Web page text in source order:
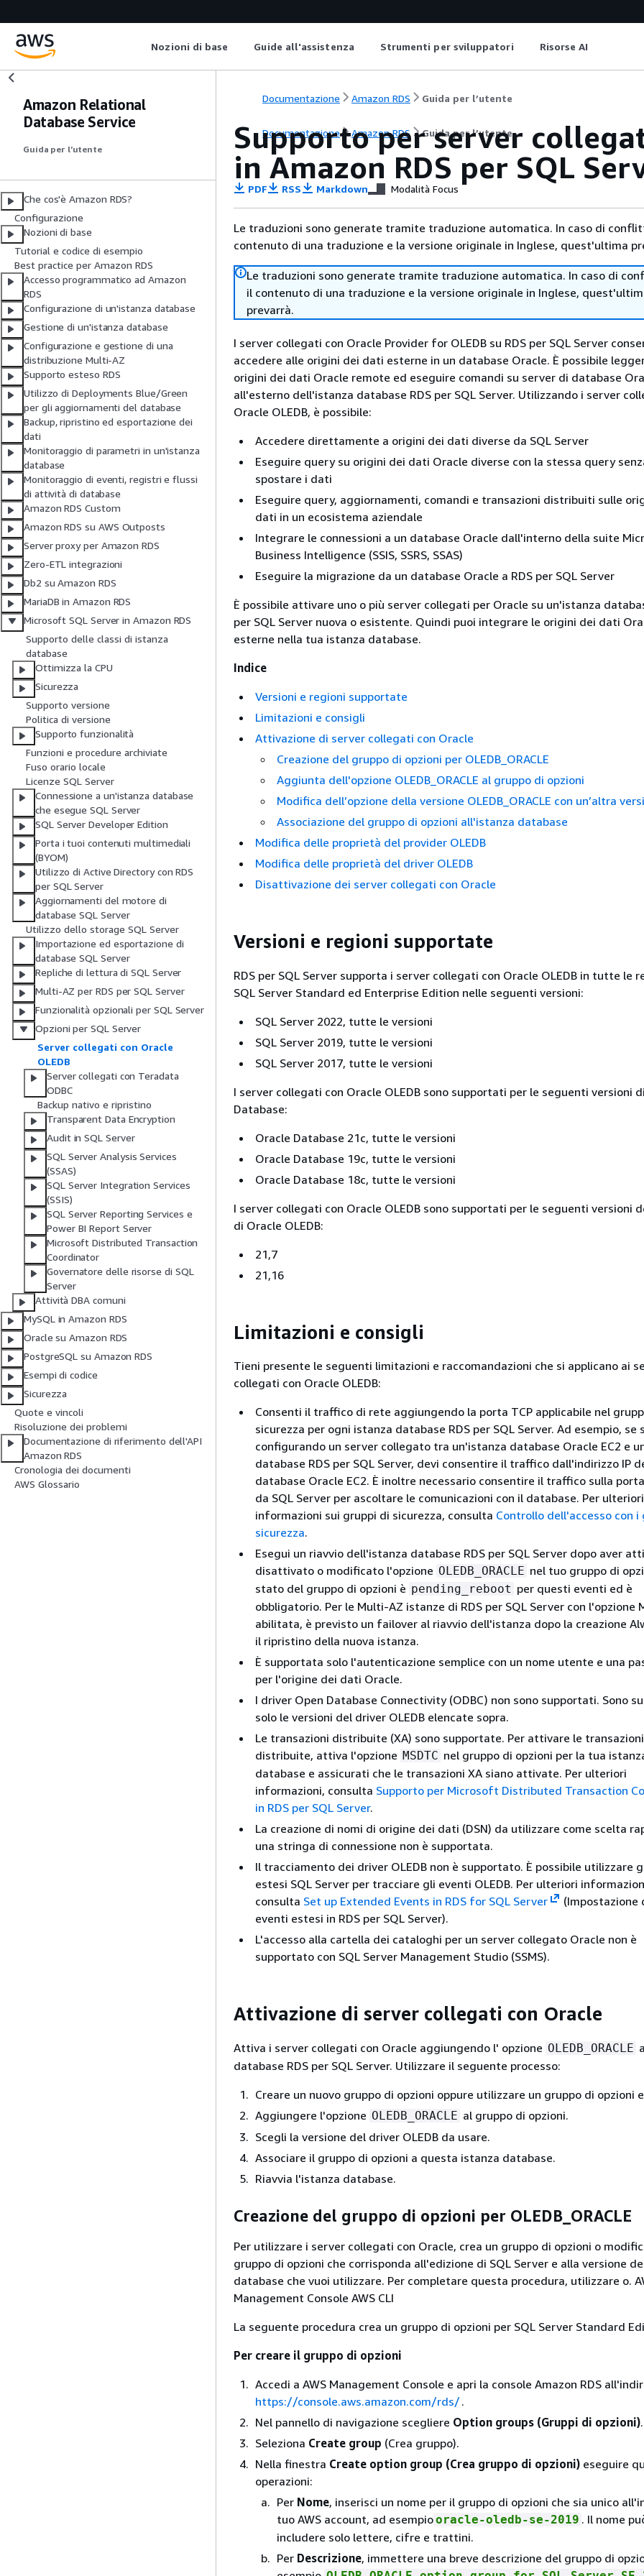
Nozioni di base Guide all'assistenza Strumenti per sviluppatori Risorse AI
Amazon Relational
Database Service
Guida per l’utente
Che cos'è Amazon RDS?
Configurazione
Nozioni di base
Tutorial e codice di esempio
Best practice per Amazon RDS
Accesso programmatico ad Amazon
RDS
Configurazione di un'istanza database
Gestione di un'istanza database
Configurazione e gestione di una
distribuzione Multi-AZ
Supporto esteso RDS
Utilizzo di Deployments Blue/Green
per gli aggiornamenti del database
Backup, ripristino ed esportazione dei
dati
Monitoraggio di parametri in un'istanza
database
Monitoraggio di eventi, registri e flussi
di attività di database
Amazon RDS Custom
Amazon RDS su AWS Outposts
Server proxy per Amazon RDS
Zero-ETL integrazioni
Db2 su Amazon RDS
MariaDB in Amazon RDS
Microsoft SQL Server in Amazon RDS
Supporto delle classi di istanza
database
Ottimizza la CPU
Sicurezza
Supporto versione
Politica di versione
Supporto funzionalità
Funzioni e procedure archiviate
Fuso orario locale
Licenze SQL Server
Connessione a un'istanza database
che esegue SQL Server
SQL Server Developer Edition
Porta i tuoi contenuti multimediali
(BYOM)
Utilizzo di Active Directory con RDS
per SQL Server
Aggiornamenti del motore di
database SQL Server
Utilizzo dello storage SQL Server
Importazione ed esportazione di
database SQL Server
Repliche di lettura di SQL Server
Multi-AZ per RDS per SQL Server
Funzionalità opzionali per SQL Server
Opzioni per SQL Server
Server collegati con Oracle
OLEDB
Server collegati con Teradata
ODBC
Backup nativo e ripristino
Transparent Data Encryption
Audit in SQL Server
SQL Server Analysis Services
(SSAS)
SQL Server Integration Services
(SSIS)
SQL Server Reporting Services e
Power BI Report Server
Microsoft Distributed Transaction
Coordinator
Governatore delle risorse di SQL
Server
Attività DBA comuni
MySQL in Amazon RDS
Oracle su Amazon RDS
PostgreSQL su Amazon RDS
Esempi di codice
Sicurezza
Quote e vincoli
Risoluzione dei problemi
Documentazione di riferimento dell'API
Amazon RDS
Cronologia dei documenti
AWS Glossario
Documentazione Amazon RDS Guida per l’utente
Documentazione Amazon RDS Guida per l’utente
Supporto per server
in Amazon RDS per SQL
PDF RSS Markdown Modalità Focus
Le traduzioni sono generate tramite traduzione automatica. In caso di
contenuto di una traduzione e la versione originale in Inglese, quest'ultima
Le traduzioni sono generate tramite traduzione automatica. In caso di
il contenuto di una traduzione e la versione originale in Inglese,
prevarrà.
I server collegati con Oracle Provider for OLEDB su RDS per SQL Server
accedere alle origini dei dati esterne in un database Oracle. È possibile
origini dei dati Oracle remote ed eseguire comandi su server di database
all'esterno dell'istanza database RDS per SQL Server. Utilizzando i server
Oracle OLEDB, è possibile:
Accedere direttamente a origini dei dati diverse da SQL Server
Eseguire query su origini dei dati Oracle diverse con la stessa query
spostare i dati
Eseguire query, aggiornamenti, comandi e transazioni distribuiti sulle
dati in un ecosistema aziendale
Integrare le connessioni a un database Oracle dall'interno della suite
Business Intelligence (SSIS, SSRS, SSAS)
Eseguire la migrazione da un database Oracle a RDS per SQL Server
È possibile attivare uno o più server collegati per Oracle su un'istanza
per SQL Server nuova o esistente. Quindi puoi integrare le origini dei dati
esterne nella tua istanza database.
Indice
Versioni e regioni supportate
Limitazioni e consigli
Attivazione di server collegati con Oracle
Creazione del gruppo di opzioni per OLEDB_ORACLE
Aggiunta dell'opzione OLEDB_ORACLE al gruppo di opzioni
Modifica dell’opzione della versione OLEDB_ORACLE con un’altra
Associazione del gruppo di opzioni all'istanza database
Modifica delle proprietà del provider OLEDB
Modifica delle proprietà del driver OLEDB
Disattivazione dei server collegati con Oracle
Versioni e regioni supportate
RDS per SQL Server supporta i server collegati con Oracle OLEDB in tutte le
SQL Server Standard ed Enterprise Edition nelle seguenti versioni:
SQL Server 2022, tutte le versioni
SQL Server 2019, tutte le versioni
SQL Server 2017, tutte le versioni
I server collegati con Oracle OLEDB sono supportati per le seguenti versioni
Database:
Oracle Database 21c, tutte le versioni
Oracle Database 19c, tutte le versioni
Oracle Database 18c, tutte le versioni
I server collegati con Oracle OLEDB sono supportati per le seguenti versioni
di Oracle OLEDB:
21,7
21,16
Limitazioni e consigli
Tieni presente le seguenti limitazioni e raccomandazioni che si applicano ai
collegati con Oracle OLEDB:
Consenti il traffico di rete aggiungendo la porta TCP applicabile nel
sicurezza per ogni istanza database RDS per SQL Server. Ad esempio, se
configurando un server collegato tra un'istanza database Oracle EC2 e
database RDS per SQL Server, devi consentire il traffico dall'indirizzo IP
database Oracle EC2. È inoltre necessario consentire il traffico sulla
da SQL Server per ascoltare le comunicazioni con il database. Per ulteriori
informazioni sui gruppi di sicurezza, consulta Controllo dell'accesso con i
sicurezza.
Esegui un riavvio dell'istanza database RDS per SQL Server dopo aver
disattivato o modificato l'opzione OLEDB_ORACLE nel tuo gruppo di
stato del gruppo di opzioni è pending_reboot per questi eventi ed è
obbligatorio. Per le Multi-AZ istanze di RDS per SQL Server con l'opzione
abilitata, è previsto un failover al riavvio dell'istanza dopo la creazione
il ripristino della nuova istanza.
È supportata solo l'autenticazione semplice con un nome utente e una
per l'origine dei dati Oracle.
I driver Open Database Connectivity (ODBC) non sono supportati. Sono
solo le versioni del driver OLEDB elencate sopra.
Le transazioni distribuite (XA) sono supportate. Per attivare le transazioni
distribuite, attiva l'opzione MSDTC nel gruppo di opzioni per la tua
database e assicurati che le transazioni XA siano attivate. Per ulteriori
informazioni, consulta Supporto per Microsoft Distributed Transaction
in RDS per SQL Server.
La creazione di nomi di origine dei dati (DSN) da utilizzare come scelta
una stringa di connessione non è supportata.
Il tracciamento dei driver OLEDB non è supportato. È possibile utilizzare
estesi SQL Server per tracciare gli eventi OLEDB. Per ulteriori
consulta Set up Extended Events in RDS for SQL Server
(Impostazione
eventi estesi in RDS per SQL Server).
L'accesso alla cartella dei cataloghi per un server collegato Oracle non è
supportato con SQL Server Management Studio (SSMS).
Attivazione di server collegati con Oracle
Attiva i server collegati con Oracle aggiungendo l' opzione OLEDB_ORACLE
database RDS per SQL Server. Utilizzare il seguente processo:
Creare un nuovo gruppo di opzioni oppure utilizzare un gruppo di opzioni
Aggiungere l'opzione OLEDB_ORACLE al gruppo di opzioni.
Scegli la versione del driver OLEDB da usare.
Associare il gruppo di opzioni a questa istanza database.
Riavvia l'istanza database.
Creazione del gruppo di opzioni per OLEDB_ORACLE
Per utilizzare i server collegati con Oracle, crea un gruppo di opzioni o
gruppo di opzioni che corrisponda all'edizione di SQL Server e alla versione
database che vuoi utilizzare. Per completare questa procedura, utilizzare o.
Management Console AWS CLI
La seguente procedura crea un gruppo di opzioni per SQL Server Standard
Per creare il gruppo di opzioni
Accedi a AWS Management Console e apri la console Amazon RDS
https://console.aws.amazon.com/rds/.
Nel pannello di navigazione scegliere Option groups (Gruppi di opzioni).
Seleziona Create group (Crea gruppo).
Nella finestra Create option group (Crea gruppo di opzioni) eseguire
operazioni:
Per Nome, inserisci un nome per il gruppo di opzioni che sia unico
tuo AWS account, ad esempiooracle-oledb-se-2019 . Il nome
includere solo lettere, cifre e trattini.
Per Descrizione, immettere una breve descrizione del gruppo di